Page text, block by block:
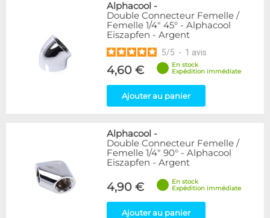
Alphacool -
Double Connecteur Femelle /
Femelle 1/4" 45° - Alphacool
Eiszapfen - Argent
5/5 - 1 avis
4,60 €
En stock
Expédition immédiate
Ajouter au panier
Alphacool -
Double Connecteur Femelle /
Femelle 1/4" 90° - Alphacool
Eiszapfen - Argent
4,90 €
En stock
Expédition immédiate
Ajouter au panier